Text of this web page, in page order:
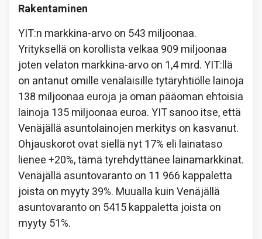
Rakentaminen
YIT:n markkina-arvo on 543 miljoonaa.
Yrityksellä on korollista velkaa 909 miljoonaa
joten velaton markkina-arvo on 1,4 mrd. YIT:llä
on antanut omille venäläisille tytäryhtiölle lainoja
138 miljoonaa euroja ja oman pääoman ehtoisia
lainoja 135 miljoonaa euroa. YIT sanoo itse, että
Venäjällä asuntolainojen merkitys on kasvanut.
Ohjauskorot ovat siellä nyt 17% eli lainataso
lienee +20%, tämä tyrehdyttänee lainamarkkinat.
Venäjällä asuntovaranto on 11 966 kappaletta
joista on myyty 39%. Muualla kuin Venäjällä
asuntovaranto on 5415 kappaletta joista on
myyty 51%.